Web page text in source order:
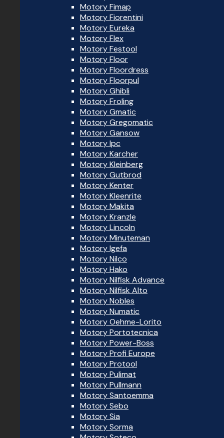
Motory Fimap
Motory Fiorentini
Motory Eureka
Motory Flex
Motory Festool
Motory Floor
Motory Floordress
Motory Floorpul
Motory Ghibli
Motory Froling
Motory Gmatic
Motory Gregomatic
Motory Gansow
Motory Ipc
Motory Karcher
Motory Kleinberg
Motory Gutbrod
Motory Kenter
Motory Kleenrite
Motory Makita
Motory Kranzle
Motory Lincoln
Motory Minuteman
Motory Igefa
Motory Nilco
Motory Hako
Motory Nilfisk Advance
Motory Nilfisk Alto
Motory Nobles
Motory Numatic
Motory Oehme-Lorito
Motory Portotecnica
Motory Power-Boss
Motory Profi Europe
Motory Protool
Motory Pulimat
Motory Pullmann
Motory Santoemma
Motory Sebo
Motory Sia
Motory Sorma